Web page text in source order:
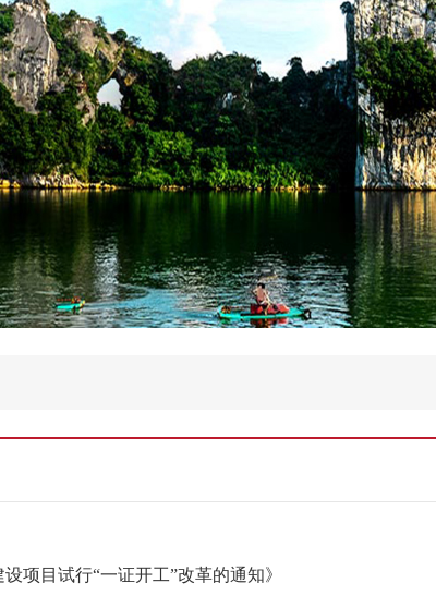
设项目试行“一证开工”改革的通知》